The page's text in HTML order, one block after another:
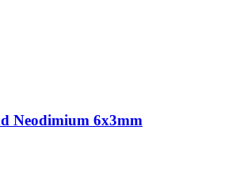
Neodimium 6x3mm